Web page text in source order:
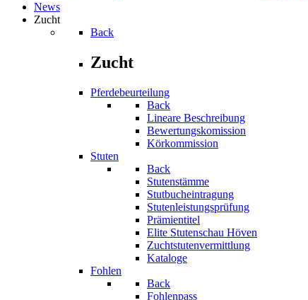
News
Zucht
Back
Zucht
Pferdebeurteilung
Back
Lineare Beschreibung
Bewertungskomission
Körkommission
Stuten
Back
Stutenstämme
Stutbucheintragung
Stutenleistungsprüfung
Prämientitel
Elite Stutenschau Höven
Zuchtstutenvermittlung
Kataloge
Fohlen
Back
Fohlenpass